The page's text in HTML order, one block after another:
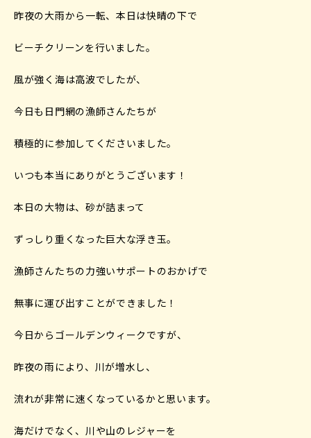
昨夜の大雨から一転、本日は快晴の下で
ビーチクリーンを行いました。
風が強く海は高波でしたが、
今日も日門網の漁師さんたちが
積極的に参加してくださいました。
いつも本当にありがとうございます！
本日の大物は、砂が詰まって
ずっしり重くなった巨大な浮き玉。
漁師さんたちの力強いサポートのおかげで
無事に運び出すことができました！
今日からゴールデンウィークですが、
昨夜の雨により、川が増水し、
流れが非常に速くなっているかと思います。
海だけでなく、川や山のレジャーを